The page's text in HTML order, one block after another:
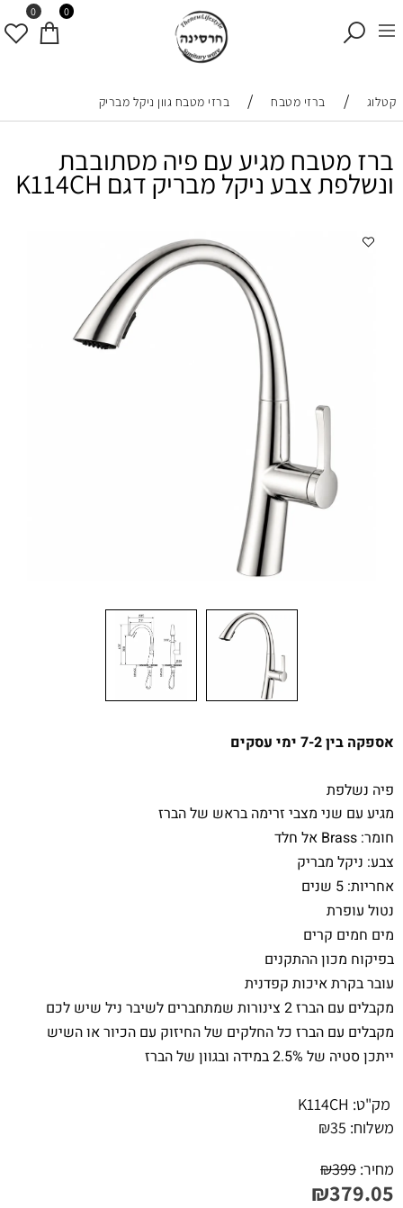
0 0
קטלוג / ברזי מטבח / ברזי מטבח גוון ניקל מבריק
ברז מטבח מגיע עם פיה מסתובבת
ונשלפת צבע ניקל מבריק דגם K114CH
אספקה בין 7-2 ימי עסקים
פיה נשלפת
מגיע עם שני מצבי זרימה בראש של הברז
חומר: Brass אל חלד
צבע: ניקל מבריק
אחריות: 5 שנים
נטול עופרת
מים חמים קרים
בפיקוח מכון ההתקנים
עובר בקרת איכות קפדנית
מקבלים עם הברז 2 צינורות שמתחברים לשיבר ניל שיש לכם
מקבלים עם הברז כל החלקים של החיזוק עם הכיור או השיש
ייתכן סטיה של 2.5% במידה ובגוון של הברז
מק"ט: K114CH
משלוח:
₪35
מחיר:
₪399
₪379.05